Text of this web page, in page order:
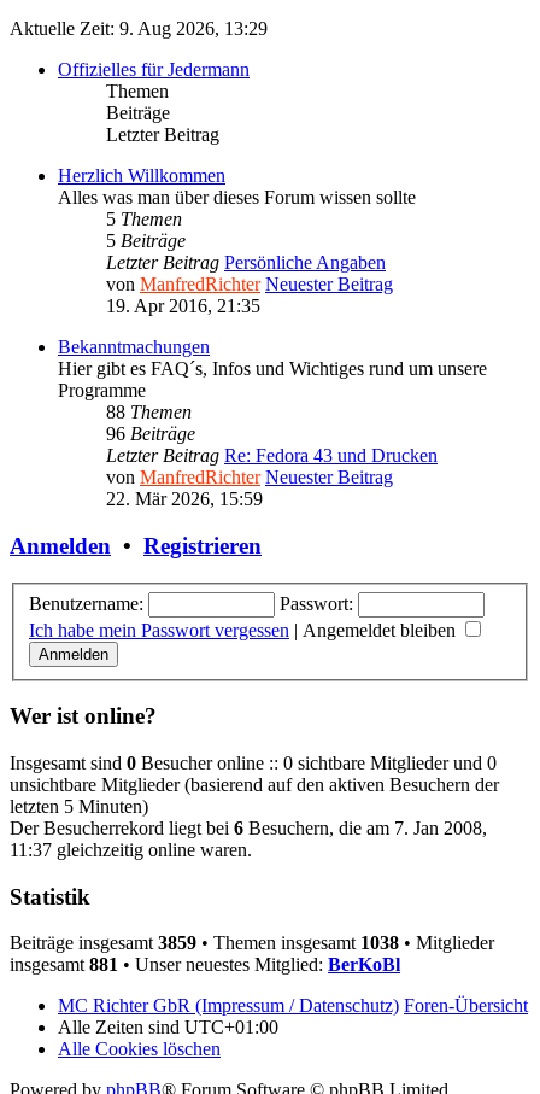
Aktuelle Zeit: 9. Aug 2026, 13:29
Offizielles für Jedermann
Themen
Beiträge
Letzter Beitrag
Herzlich Willkommen
Alles was man über dieses Forum wissen sollte
5 Themen
5 Beiträge
Letzter Beitrag Persönliche Angaben
von ManfredRichter Neuester Beitrag
19. Apr 2016, 21:35
Bekanntmachungen
Hier gibt es FAQ´s, Infos und Wichtiges rund um unsere
Programme
88 Themen
96 Beiträge
Letzter Beitrag Re: Fedora 43 und Drucken
von ManfredRichter Neuester Beitrag
22. Mär 2026, 15:59
Anmelden • Registrieren
Benutzername:
Passwort:
Ich habe mein Passwort vergessen | Angemeldet bleiben
Wer ist online?
Insgesamt sind 0 Besucher online :: 0 sichtbare Mitglieder und 0
unsichtbare Mitglieder (basierend auf den aktiven Besuchern der
letzten 5 Minuten)
Der Besucherrekord liegt bei 6 Besuchern, die am 7. Jan 2008,
11:37 gleichzeitig online waren.
Statistik
Beiträge insgesamt 3859 • Themen insgesamt 1038 • Mitglieder
insgesamt 881 • Unser neuestes Mitglied: BerKoBl
MC Richter GbR (Impressum / Datenschutz) Foren-Übersicht
Alle Zeiten sind UTC+01:00
Alle Cookies löschen